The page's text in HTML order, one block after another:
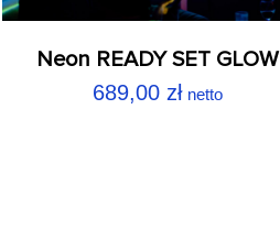
Neon READY SET GLOW
689,00 zł netto